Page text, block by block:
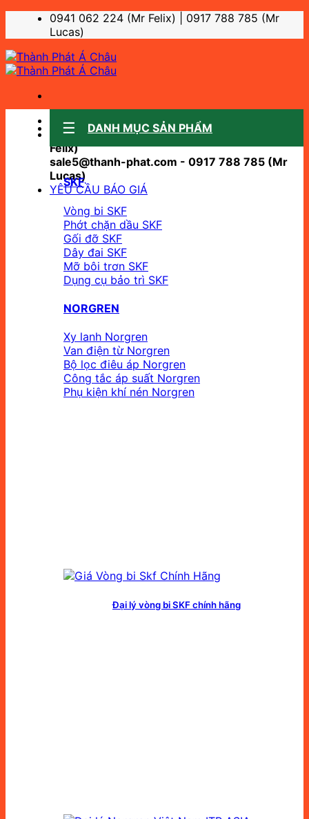
dung
0941 062 224 (Mr Felix) | 0917 788 785 (Mr
Lucas)
Sale support:
sale10@thanh-phat.com - 0941 062 224 (Mr
Felix)
sale5@thanh-phat.com - 0917 788 785 (Mr
Lucas)
YÊU CẦU BÁO GIÁ
DANH MỤC SẢN PHẨM
SKF
Vòng bi SKF
Phớt chặn dầu SKF
Gối đỡ SKF
Dây đai SKF
Mỡ bôi trơn SKF
Dụng cụ bảo trì SKF
NORGREN
Xy lanh Norgren
Van điện từ Norgren
Bộ lọc điêu áp Norgren
Công tắc áp suất Norgren
Phụ kiện khí nén Norgren
Đại lý vòng bi SKF chính hãng